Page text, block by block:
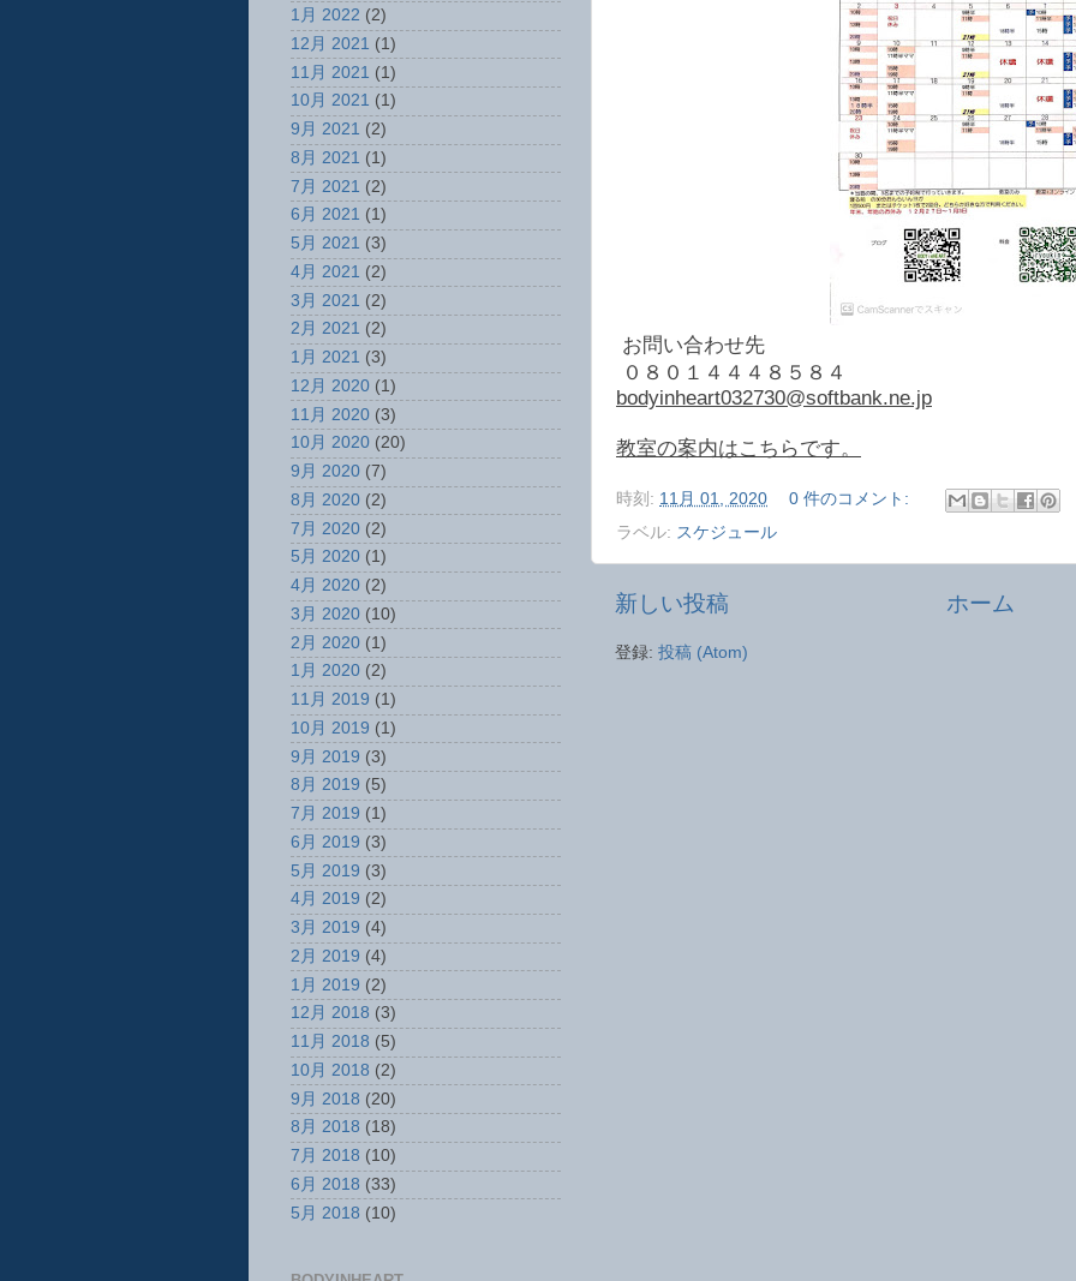
お問い合わせ先
０８０１４４４８５８４
bodyinheart032730@softbank.ne.jp
教室の案内はこちらです。
時刻: 11月 01, 2020
0 件のコメント:
ラベル: スケジュール
新しい投稿 ホーム
登録: 投稿 (Atom)
1月 2022 (2)
12月 2021 (1)
11月 2021 (1)
10月 2021 (1)
9月 2021 (2)
8月 2021 (1)
7月 2021 (2)
6月 2021 (1)
5月 2021 (3)
4月 2021 (2)
3月 2021 (2)
2月 2021 (2)
1月 2021 (3)
12月 2020 (1)
11月 2020 (3)
10月 2020 (20)
9月 2020 (7)
8月 2020 (2)
7月 2020 (2)
5月 2020 (1)
4月 2020 (2)
3月 2020 (10)
2月 2020 (1)
1月 2020 (2)
11月 2019 (1)
10月 2019 (1)
9月 2019 (3)
8月 2019 (5)
7月 2019 (1)
6月 2019 (3)
5月 2019 (3)
4月 2019 (2)
3月 2019 (4)
2月 2019 (4)
1月 2019 (2)
12月 2018 (3)
11月 2018 (5)
10月 2018 (2)
9月 2018 (20)
8月 2018 (18)
7月 2018 (10)
6月 2018 (33)
5月 2018 (10)